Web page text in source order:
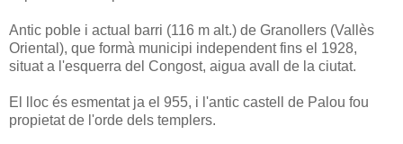
Antic poble i actual barri (116 m alt.) de Granollers (Vallès
Oriental), que formà municipi independent fins el 1928,
situat a l'esquerra del Congost, aigua avall de la ciutat.
El lloc és esmentat ja el 955, i l'antic castell de Palou fou
propietat de l'orde dels templers.